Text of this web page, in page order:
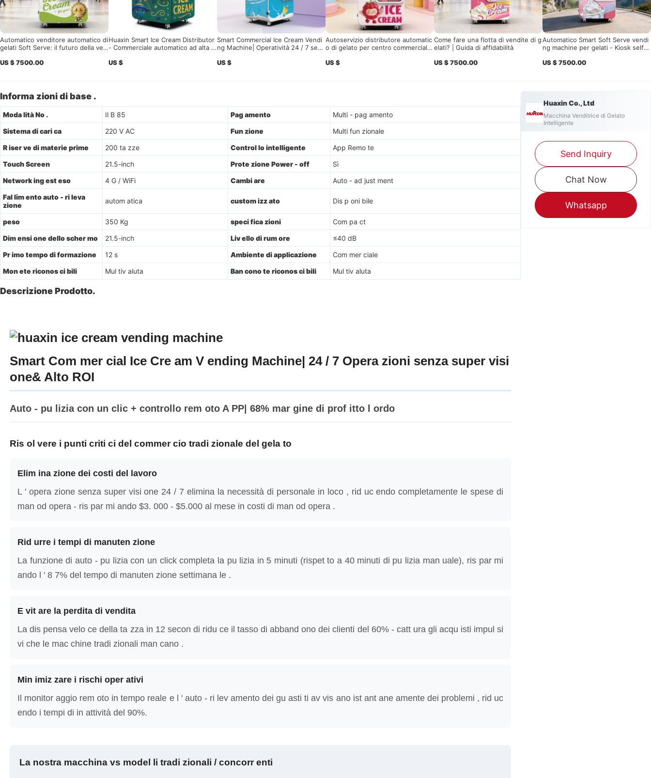
Automatico venditore automatico di
gelati Soft Serve: il futuro della ven
US $ 7500.00
Huaxin Smart Ice Cream Distributor
- Commerciale automatico ad alta e
omando e 59 sapori
US $
Smart Commercial Ice Cream Vendi
ng Machine| Operatività 24 / 7 senz
US $
Autoservizio distributore automatic
o di gelato per centro commerciale
ema di controllo remoto Soluzione
US $
Come fare una flotta di vendite di g
elati? | Guida di affidabilità
US $ 7500.00
Automatico Smart Soft Serve vendi
ng machine per gelati - Kiosk self-s
US $ 7500.00
Informa zioni di base .
Moda lità No . Il B 85 Pag amento
Multi - pag amento
Sistema di cari ca
220 V AC Fun zione
Multi fun zionale
R iser ve di materie prime
200 ta zze Control lo intelligente
App Remo te
Touch Screen
21.5-inch Prote zione Power - off
Sì
Network ing est eso
4 G / WiFi Cambi are
Auto - ad just ment
Fal lim ento auto - ri leva
zione
autom atica custom izz ato Dis p oni bile
peso 350 Kg speci fica zioni
Com pa ct
Dim ensi one dello scher mo
21.5-inch Liv ello di rum ore
≤40 dB
Pr imo tempo di formazione
12 s Ambiente di applicazione
Com mer ciale
Mon ete riconos ci bili
Mul tiv aluta Ban cono te riconos ci bili Mul tiv aluta
Descrizione Prodotto.
Smart Com mer cial Ice Cre am V ending Machine| 24 / 7 Opera zioni senza super visi
one& Alto ROI
Auto - pu lizia con un clic + controllo rem oto A PP| 68% mar gine di prof itto l ordo
Ris ol vere i punti criti ci del commer cio tradi zionale del gela to
Elim ina zione dei costi del lavoro
L ' opera zione senza super visi one 24 / 7 elimina la necessità di personale in loco , rid uc endo completamente le spese di
man od opera - ris par mi ando $3. 000 - $5.000 al mese in costi di man od opera .
Rid urre i tempi di manuten zione
La funzione di auto - pu lizia con un click completa la pu lizia in 5 minuti (rispet to a 40 minuti di pu lizia man uale), ris par mi
ando l ' 8 7% del tempo di manuten zione settimana le .
E vit are la perdita di vendita
La dis pensa velo ce della ta zza in 12 secon di ridu ce il tasso di abband ono dei clienti del 60% - catt ura gli acqu isti impul si
vi che le mac chine tradi zionali man cano .
Min imiz zare i rischi oper ativi
Il monitor aggio rem oto in tempo reale e l ' auto - ri lev amento dei gu asti ti av vis ano ist ant ane amente dei problemi , rid uc
endo i tempi di in attività del 90%.
La nostra macchina vs model li tradi zionali / concorr enti
Huaxin Co., Ltd
Macchina Venditrice di Gelato
Intelligente
Send Inquiry
Chat Now
Whatsapp